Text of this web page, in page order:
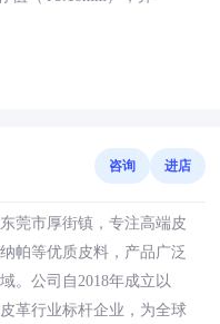
咨询 进店
莞市厚街镇，专注高端皮
帕等优质皮料，产品广泛
。公司自2018年成立以
革行业标杆企业，为全球